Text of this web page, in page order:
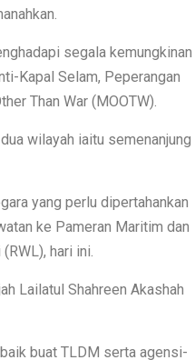
segala kemungkinan
Kapal Selam, Peperangan
Than War (MOOTW).
wilayah iaitu semenanjung
yang perlu dipertahankan
ke Pameran Maritim dan
hari ini.
Lailatul Shahreen Akashah
buat TLDM serta agensi-